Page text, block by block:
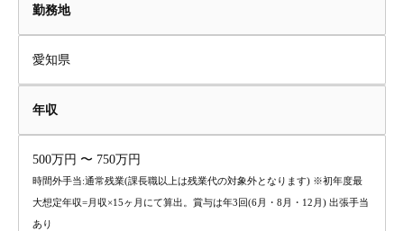
勤務地
愛知県
年収
500万円 〜 750万円
時間外手当:通常残業(課長職以上は残業代の対象外となります) ※初年度最
大想定年収=月収×15ヶ月にて算出。賞与は年3回(6月・8月・12月) 出張手当
あり